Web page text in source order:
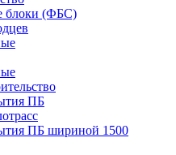
блоки (ФБС)
ПБ
ПБ шириной 1500